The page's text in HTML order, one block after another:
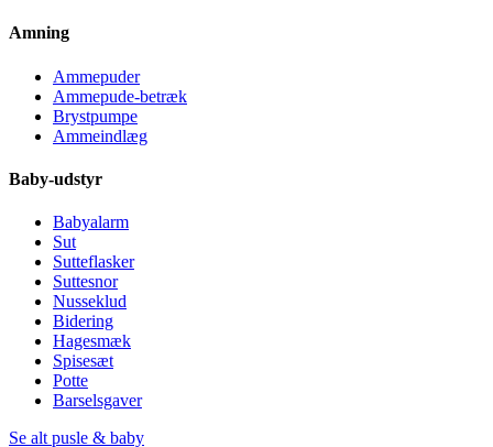
Amning
Ammepuder
Ammepude-betræk
Brystpumpe
Ammeindlæg
Baby-udstyr
Babyalarm
Sut
Sutteflasker
Suttesnor
Nusseklud
Bidering
Hagesmæk
Spisesæt
Potte
Barselsgaver
Se alt pusle & baby